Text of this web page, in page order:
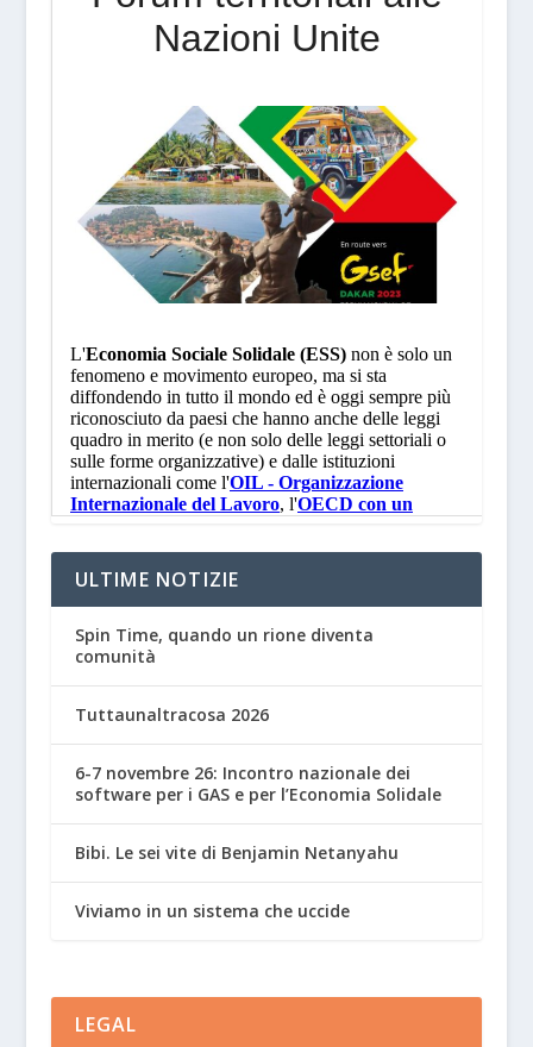
ULTIME NOTIZIE
Spin Time, quando un rione diventa
comunità
Tuttaunaltracosa 2026
6-7 novembre 26: Incontro nazionale dei
software per i GAS e per l’Economia Solidale
Bibi. Le sei vite di Benjamin Netanyahu
Viviamo in un sistema che uccide
LEGAL